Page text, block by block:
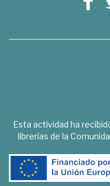
Esta actividad ha
librerías de la